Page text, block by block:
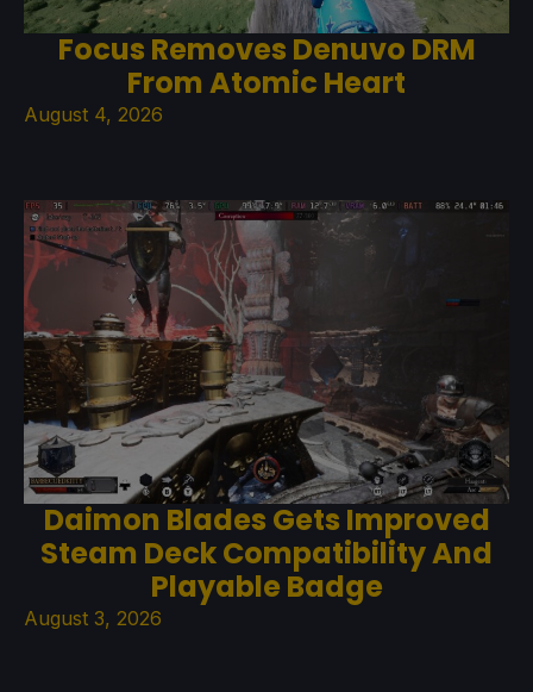
Focus Removes Denuvo DRM
From Atomic Heart
August 4, 2026
Daimon Blades Gets Improved
Steam Deck Compatibility And
Playable Badge
August 3, 2026